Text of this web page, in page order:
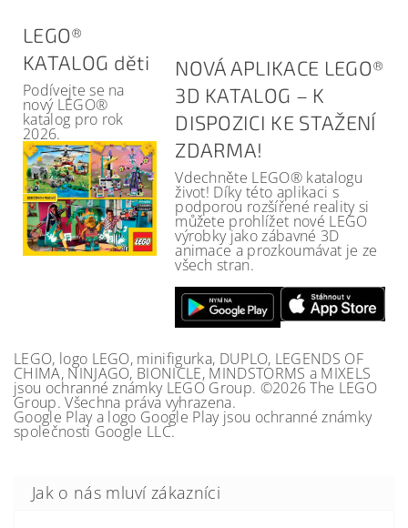
LEGO®
KATALOG děti
Podívejte se na
nový LEGO®
katalog pro rok
2026.
NOVÁ APLIKACE LEGO®
3D KATALOG – K
DISPOZICI KE STAŽENÍ
ZDARMA!
Vdechněte LEGO® katalogu
život! Díky této aplikaci s
podporou rozšířené reality si
můžete prohlížet nové LEGO
výrobky jako zábavné 3D
animace a prozkoumávat je ze
všech stran.
LEGO, logo LEGO, minifigurka, DUPLO, LEGENDS OF
CHIMA, NINJAGO, BIONICLE, MINDSTORMS a MIXELS
jsou ochranné známky LEGO Group. ©2026 The LEGO
Group. Všechna práva vyhrazena.
Google Play a logo Google Play jsou ochranné známky
společnosti Google LLC.